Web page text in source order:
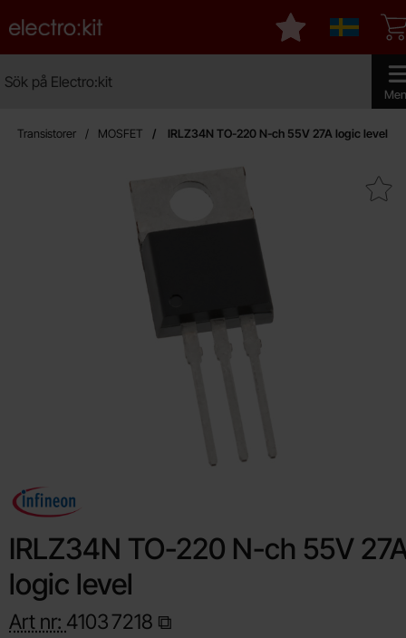
Startsidan för Electro:kit
Sverige
Mina favoriter
Transistorer MOSFET IRLZ34N TO-220 N-ch 55V 27A logic level
Makera iRLZ34N TO-220 N-ch
IRLZ34N TO-220 N-ch 55V
logic level
Art nr: 41037218